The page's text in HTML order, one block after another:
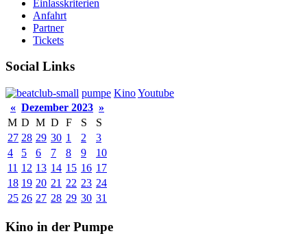
Einlasskriterien
Anfahrt
Partner
Tickets
Social Links
pumpe KinoYoutube
« Dezember 2023 »
M D M D F S
S
27 28 29 30 1 2
3
4
5 6 7 8 9
10
11 12 13 14 15 16 17
18 19 20 21 22 23 24
25 26 27 28 29 30 31
Kino in der Pumpe